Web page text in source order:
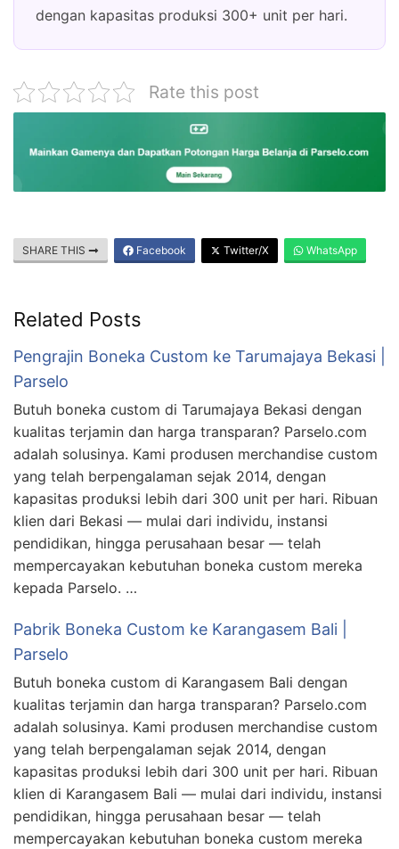
dengan kapasitas produksi 300+ unit per hari.
Rate this post
SHARE THIS Facebook Twitter/X WhatsApp
Related Posts
Pengrajin Boneka Custom ke Tarumajaya Bekasi |
Parselo
Butuh boneka custom di Tarumajaya Bekasi dengan
kualitas terjamin dan harga transparan? Parselo.com
adalah solusinya. Kami produsen merchandise custom
yang telah berpengalaman sejak 2014, dengan
kapasitas produksi lebih dari 300 unit per hari. Ribuan
klien dari Bekasi — mulai dari individu, instansi
pendidikan, hingga perusahaan besar — telah
mempercayakan kebutuhan boneka custom mereka
kepada Parselo. …
Pabrik Boneka Custom ke Karangasem Bali |
Parselo
Butuh boneka custom di Karangasem Bali dengan
kualitas terjamin dan harga transparan? Parselo.com
adalah solusinya. Kami produsen merchandise custom
yang telah berpengalaman sejak 2014, dengan
kapasitas produksi lebih dari 300 unit per hari. Ribuan
klien di Karangasem Bali — mulai dari individu, instansi
pendidikan, hingga perusahaan besar — telah
mempercayakan kebutuhan boneka custom mereka